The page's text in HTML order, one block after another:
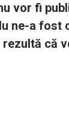
vor fi
ne-a
că